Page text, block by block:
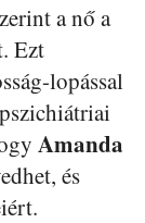
a nő a
Ezt
lopással
Amanda
és